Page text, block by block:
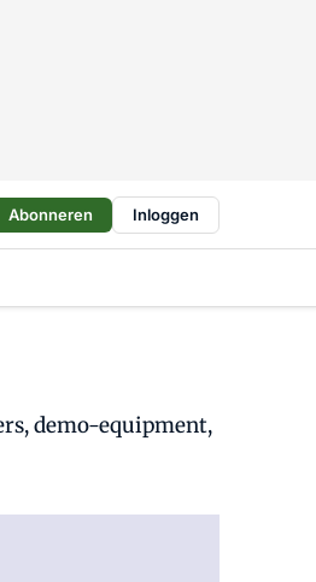
Abonneren Inloggen
demo-equipment,